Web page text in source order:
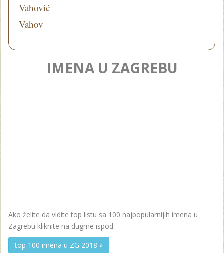
Vahović
Vahov
IMENA U ZAGREBU
Ako želite da vidite top listu sa 100 najpopularnijih imena u
Zagrebu kliknite na dugme ispod:
top 100 imena u ZG 2018 »